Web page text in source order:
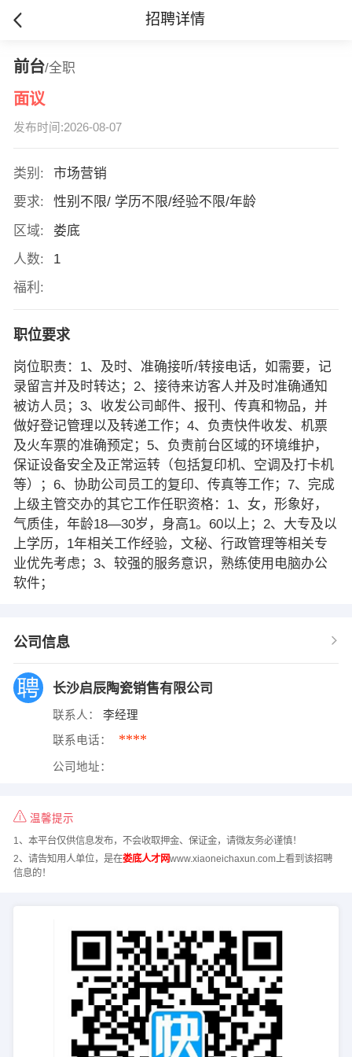
招聘详情
前台/全职
面议
发布时间:2026-08-07
类别:
市场营销
要求:
性别不限/ 学历不限/经验不限/年龄
区域:
娄底
人数:
1
福利:
职位要求
岗位职责：1、及时、准确接听/转接电话，如需要，记
录留言并及时转达；2、接待来访客人并及时准确通知
被访人员；3、收发公司邮件、报刊、传真和物品，并
做好登记管理以及转递工作；4、负责快件收发、机票
及火车票的准确预定；5、负责前台区域的环境维护，
保证设备安全及正常运转（包括复印机、空调及打卡机
等）；6、协助公司员工的复印、传真等工作；7、完成
上级主管交办的其它工作任职资格：1、女，形象好，
气质佳，年龄18—30岁，身高1。60以上；2、大专及以
上学历，1年相关工作经验，文秘、行政管理等相关专
业优先考虑；3、较强的服务意识，熟练使用电脑办公
软件；
公司信息
长沙启辰陶瓷销售有限公司
联系人： 李经理
联系电话： ****
公司地址：
温馨提示
1、本平台仅供信息发布，不会收取押金、保证金，请微友务必谨慎！
2、请告知用人单位，是在娄底人才网www.xiaoneichaxun.com上看到该招聘
信息的！